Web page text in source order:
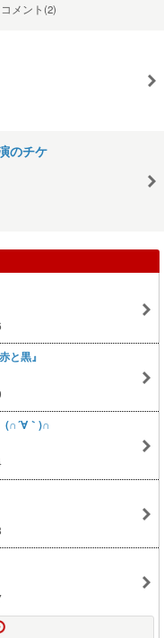
コメント(2)
のチケ
と黒』
｀)∩